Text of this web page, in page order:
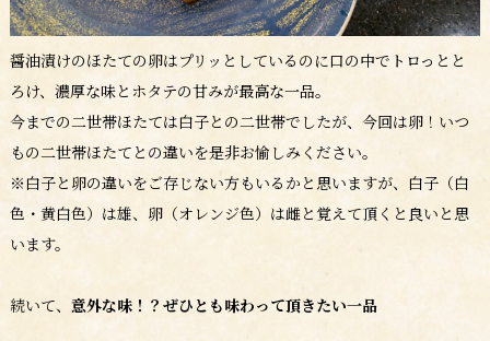
醤油漬けのほたての卵はプリッとしているのに口の中でトロっとと
ろけ、濃厚な味とホタテの甘みが最高な一品。
今までの二世帯ほたては白子との二世帯でしたが、今回は卵！いつ
もの二世帯ほたてとの違いを是非お愉しみください。
※白子と卵の違いをご存じない方もいるかと思いますが、白子（白
色・黄白色）は雄、卵（オレンジ色）は雌と覚えて頂くと良いと思
います。
続いて、 意外な味！？ぜひとも味わって頂きたい一品